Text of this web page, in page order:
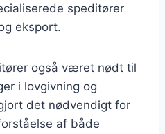
speditører
eksport.
også været nødt til
i lovgivning og
det nødvendigt for
af både